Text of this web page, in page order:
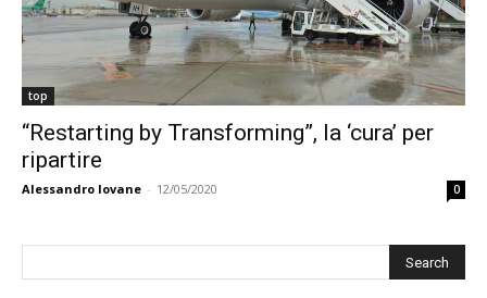
top
“Restarting by Transforming”, la ‘cura’ per
ripartire
Alessandro Iovane - 12/05/2020 0